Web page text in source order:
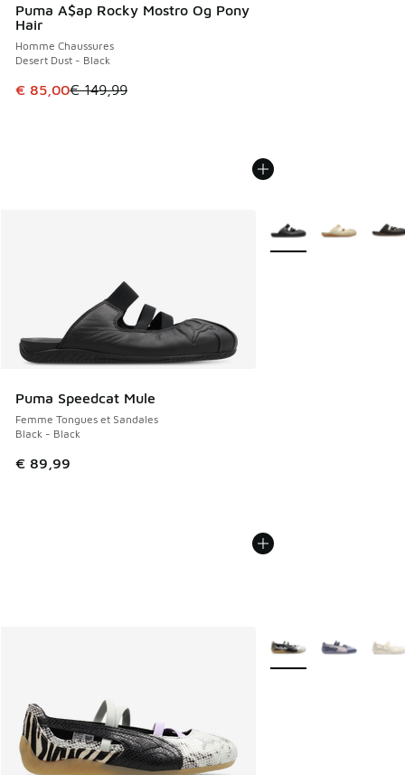
Puma A$ap Rocky Mostro Og Pony
Hair
Homme Chaussures
Desert Dust - Black
Cet article est en promotion. Prix en baisse de € 149,99 à
€ 85,00€ 149,99
Puma Speedcat Mule
Femme Tongues et Sandales
Black - Black
€ 89,99
Plus de couleurs
Plus de couleurs